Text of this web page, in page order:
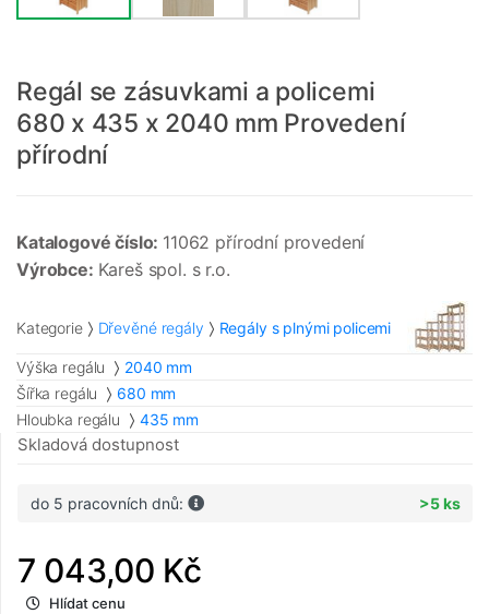
Regál se zásuvkami a policemi
680 x 435 x 2040 mm Provedení
přírodní
Katalogové číslo: 11062 přírodní provedení
Výrobce: Kareš spol. s r.o.
Kategorie Dřevěné regály Regály s plnými policemi
Výška regálu
2040 mm
Šířka regálu
680 mm
Hloubka regálu
435 mm
Skladová dostupnost
do 5 pracovních dnů: >5 ks
7 043,00 Kč
Hlídat cenu